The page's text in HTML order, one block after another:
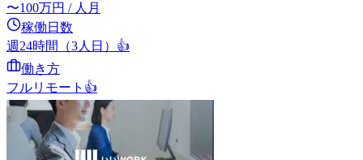
〜100万円 / 人月
稼働日数
週24時間（3人日） 👍
働き方
フルリモート 👍